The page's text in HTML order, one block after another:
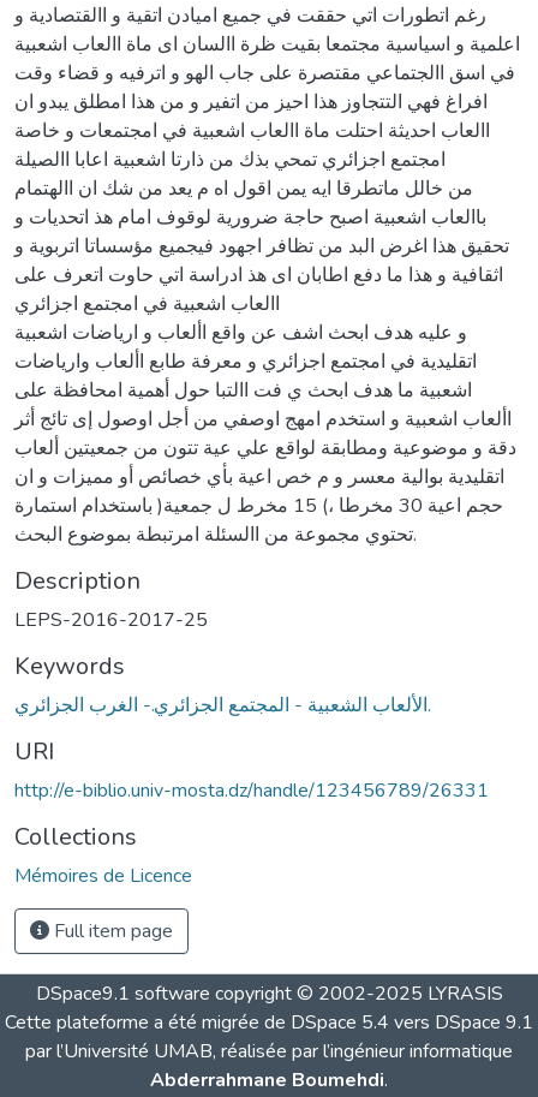
رغم اتطورات اتي حققت في جميع اميادن اتقية و االقتصادية و
اعلمية و اسياسية مجتمعا بقيت ظرة االسان اى ماة االعاب اشعبية
في اسق االجتماعي مقتصرة على جاب الهو و اترفيه و قضاء وقت
افراغ فهي التتجاوز هذا احيز من اتفير و من هذا امطلق يبدو ان
االعاب احديثة احتلت ماة االعاب اشعبية في امجتمعات و خاصة
امجتمع اجزائري تمحي بذك من ذارتا اشعبية اعابا االصيلة
من خالل ماتطرقا ايه يمن اقول اه م يعد من شك ان االهتمام
باالعاب اشعبية اصبح حاجة ضرورية لوقوف امام هذ اتحديات و
تحقيق هذا اغرض البد من تظافر اجهود فيجميع مؤسساتا اتربوية و
اثقافية و هذا ما دفع اطابان اى هذ ادراسة اتي حاوت اتعرف على
االعاب اشعبية في امجتمع اجزائري
و عليه هدف ابحث اشف عن واقع األعاب و ارياضات اشعبية
اتقليدية في امجتمع اجزائري و معرفة طابع األعاب وارياضات
اشعبية ما هدف ابحث ي فت االتبا حول أهمية امحافظة على
األعاب اشعبية و استخدم امهج اوصفي من أجل اوصول إى تائج أثر
دقة و موضوعية ومطابقة لواقع علي عية تتون من جمعيتين ألعاب
اتقليدية بوالية معسر و م خص اعية بأي خصائص أو مميزات و ان
حجم اعية 30 مخرطا ،) 15 مخرط ل جمعية( باستخدام استمارة
تحتوي مجموعة من االسئلة امرتبطة بموضوع البحث.
Description
LEPS-2016-2017-25
Keywords
الألعاب الشعبية - المجتمع الجزائري.- الغرب الجزائري.
URI
http://e-biblio.univ-mosta.dz/handle/123456789/26331
Collections
Mémoires de Licence
Full item page
DSpace9.1 software copyright © 2002-2025 LYRASIS
Cette plateforme a été migrée de DSpace 5.4 vers DSpace 9.1
par l’Université UMAB, réalisée par l’ingénieur informatique
Abderrahmane Boumehdi.